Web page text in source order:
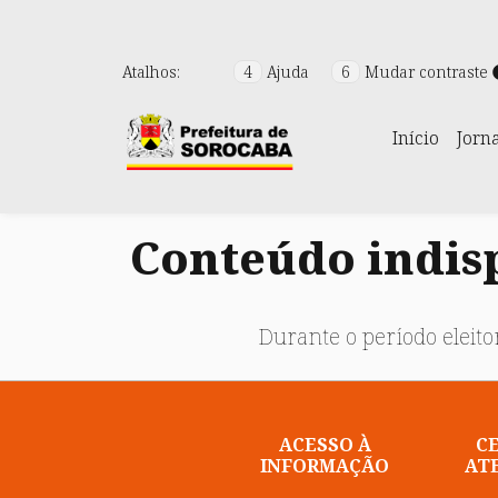
Atalhos: 4 Ajuda 6 Mudar contraste
Início
Conteúdo
Durante o período
ACESSO À
INFORMAÇÃO